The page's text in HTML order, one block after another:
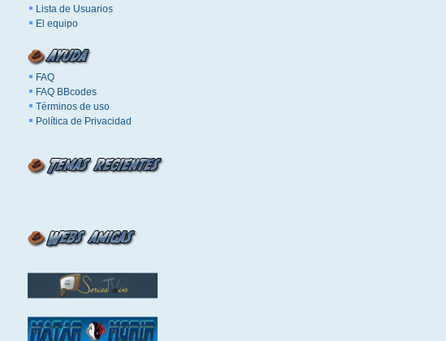
Lista de Usuarios
El equipo
FAQ
FAQ BBcodes
Términos de uso
Política de Privacidad